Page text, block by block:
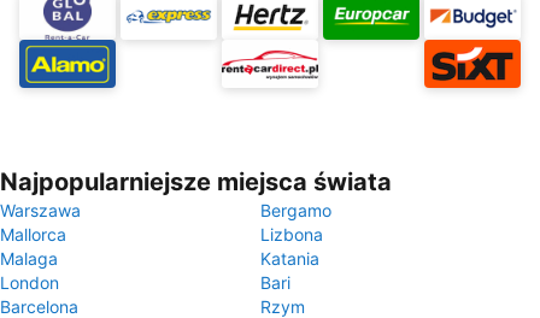
Najpopularniejsze miejsca świata
Warszawa
Bergamo
Mallorca
Lizbona
Malaga
Katania
London
Bari
Barcelona
Rzym